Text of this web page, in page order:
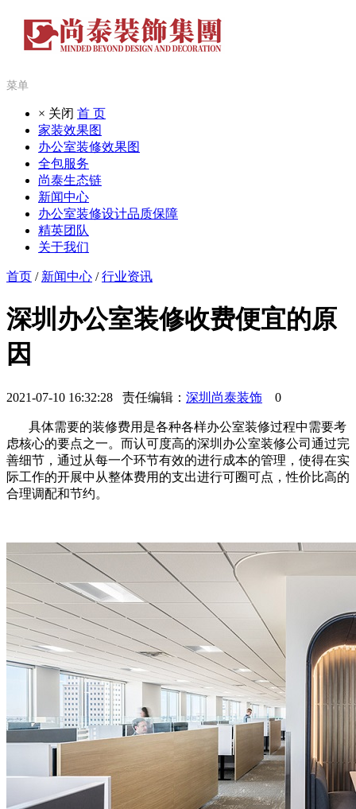
菜单
× 关闭 首 页
家装效果图
办公室装修效果图
全包服务
尚泰生态链
新闻中心
办公室装修设计品质保障
精英团队
关于我们
首页 / 新闻中心 /行业资讯
深圳办公室装修收费便宜的原
因
2021-07-10 16:32:28 责任编辑： 深圳尚泰装饰 0
具体需要的装修费用是各种各样办公室装修过程中需要考
虑核心的要点之一。而认可度高的深圳办公室装修公司通过完
善细节，通过从每一个环节有效的进行成本的管理，使得在实
际工作的开展中从整体费用的支出进行可圈可点，性价比高的
合理调配和节约。